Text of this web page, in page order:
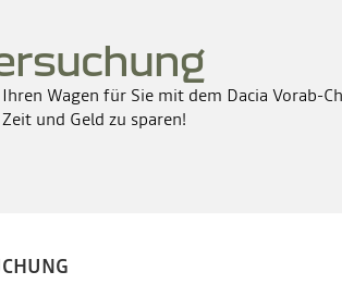
Wagen für Sie mit dem Dacia Vorab-
und Geld zu sparen!